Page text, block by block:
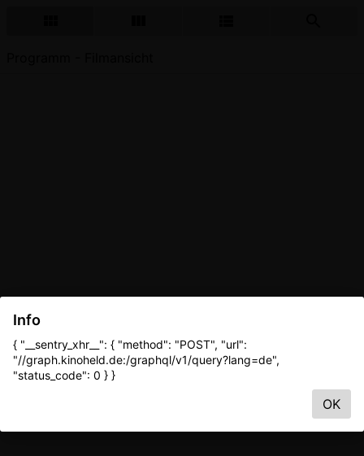
Info
{ "__sentry_xhr__": { "method": "POST", "url":
"//graph.kinoheld.de:/graphql/v1/query?lang=de",
"status_code": 0 } }
OK